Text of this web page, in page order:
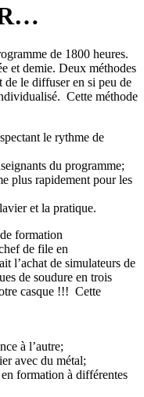
de 1800 heures.
et demie. Deux méthodes
de le diffuser en si peu de
Cette méthode
le rythme de
du programme;
plus rapidement pour les
et la pratique.
formation
de file en
l’achat de simulateurs de
de soudure en trois
casque !!! Cette
à l’autre;
avec du métal;
formation à différentes